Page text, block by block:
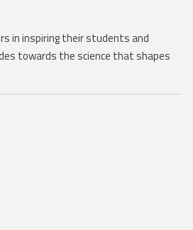
in inspiring their students and
towards the science that shapes